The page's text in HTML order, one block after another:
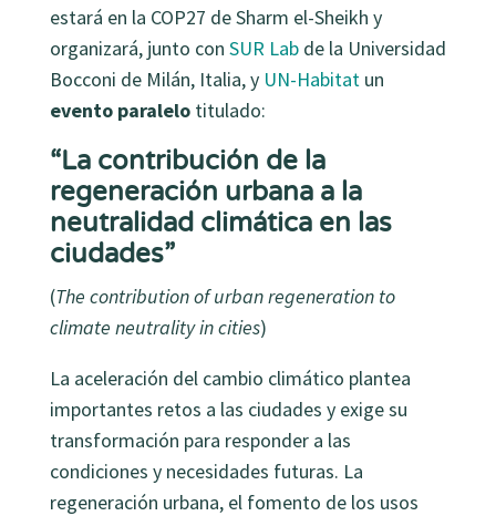
estará en la COP27 de Sharm el-Sheikh y
organizará, junto con SUR Lab de la Universidad
Bocconi de Milán, Italia, y UN-Habitatun
evento paralelotitulado:
“La contribución de la
regeneración urbana a la
neutralidad climática en las
ciudades”
(The contribution of urban regeneration to
climate neutrality in cities)
La aceleración del cambio climático plantea
importantes retos a las ciudades y exige su
transformación para responder a las
condiciones y necesidades futuras. La
regeneración urbana, el fomento de los usos